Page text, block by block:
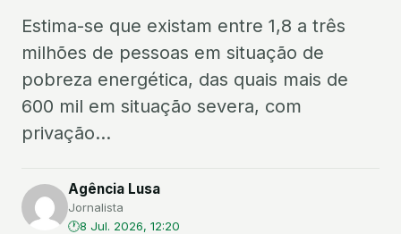
Estima-se que existam entre 1,8 a três
milhões de pessoas em situação de
pobreza energética, das quais mais de
600 mil em situação severa, com
privação...
Agência Lusa
Jornalista
8 Jul. 2026, 12:20